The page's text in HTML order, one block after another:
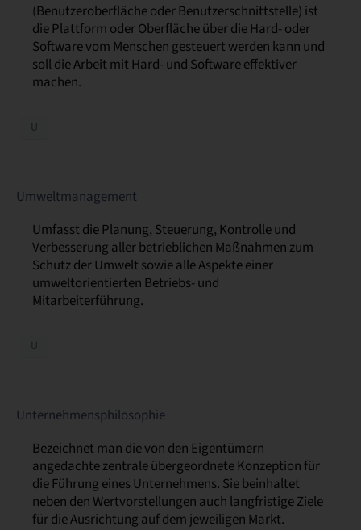
(Benutzeroberfläche oder Benutzerschnittstelle) ist
die Plattform oder Oberfläche über die Hard- oder
Software vom Menschen gesteuert werden kann und
soll die Arbeit mit Hard- und Software effektiver
machen.
U
Umweltmanagement
Umfasst die Planung, Steuerung, Kontrolle und
Verbesserung aller betrieblichen Maßnahmen zum
Schutz der Umwelt sowie alle Aspekte einer
umweltorientierten Betriebs- und
Mitarbeiterführung.
U
Unternehmensphilosophie
Bezeichnet man die von den Eigentümern
angedachte zentrale übergeordnete Konzeption für
die Führung eines Unternehmens. Sie beinhaltet
neben den Wertvorstellungen auch langfristige Ziele
für die Ausrichtung auf dem jeweiligen Markt.